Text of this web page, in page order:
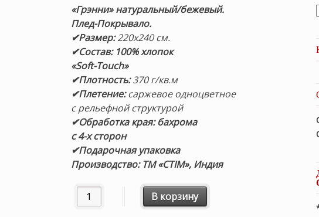
пользователя
«Грэнни» натуральный/бежевый.
Плед-Покрывало.
✔Размер:220х240 см.
✔Состав: 100% хлопок
«Soft-Touch»
✔Плотность:370 г/кв.м
✔Плетение:саржевое одноцветное
с рельефной структурой
✔Обработка края: бахрома
с 4-х сторон
✔Подарочная упаковка
Производство: ТМ «CTIM», Индия
Количество товара «Грэнни» (натуральный/
В корзину